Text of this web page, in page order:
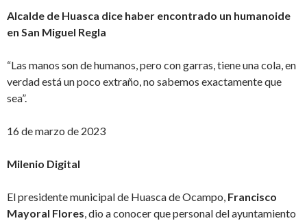
Alcalde de Huasca dice haber encontrado un humanoide
en San Miguel Regla
“Las manos son de humanos, pero con garras, tiene una cola, en
verdad está un poco extraño, no sabemos exactamente que
sea”.
16 de marzo de 2023
Milenio Digital
El presidente municipal de Huasca de Ocampo, Francisco
Mayoral Flores, dio a conocer que personal del ayuntamiento